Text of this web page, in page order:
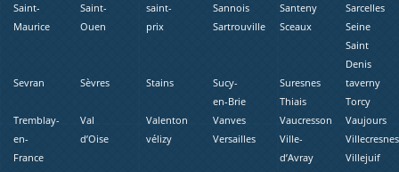
Saint-
Maurice
Saint-
Ouen
saint-
prix
Sannois Santeny
Sarcelles
Sartrouville
Sceaux
Seine
Saint
Denis
Sevran
Sèvres Stains
Sucy-
en-Brie
Suresnes
taverny
Thiais
Torcy
Tremblay-
en-
France
Val
d’Oise
Valenton Vanves Vaucresson
Vaujours
vélizy
Versailles
Ville-
d’Avray
Villecresnes
Villejuif